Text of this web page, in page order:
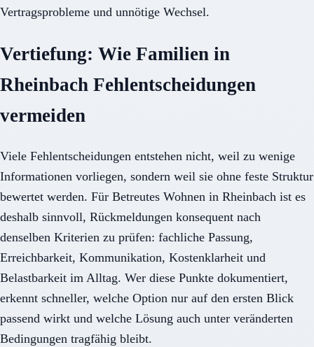
Vertragsprobleme und unnötige Wechsel.
Vertiefung: Wie Familien in
Rheinbach Fehlentscheidungen
vermeiden
Viele Fehlentscheidungen entstehen nicht, weil zu wenige
Informationen vorliegen, sondern weil sie ohne feste Struktur
bewertet werden. Für Betreutes Wohnen in Rheinbach ist es
deshalb sinnvoll, Rückmeldungen konsequent nach
denselben Kriterien zu prüfen: fachliche Passung,
Erreichbarkeit, Kommunikation, Kostenklarheit und
Belastbarkeit im Alltag. Wer diese Punkte dokumentiert,
erkennt schneller, welche Option nur auf den ersten Blick
passend wirkt und welche Lösung auch unter veränderten
Bedingungen tragfähig bleibt.